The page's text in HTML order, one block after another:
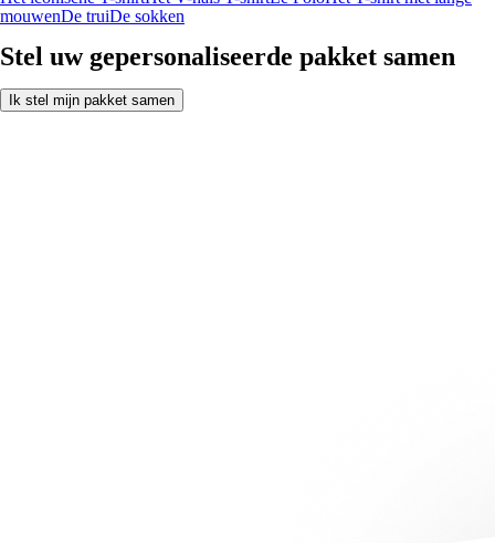
mouwenDe truiDe sokken
Stel uw gepersonaliseerde pakket samen
Ik stel mijn pakket samen